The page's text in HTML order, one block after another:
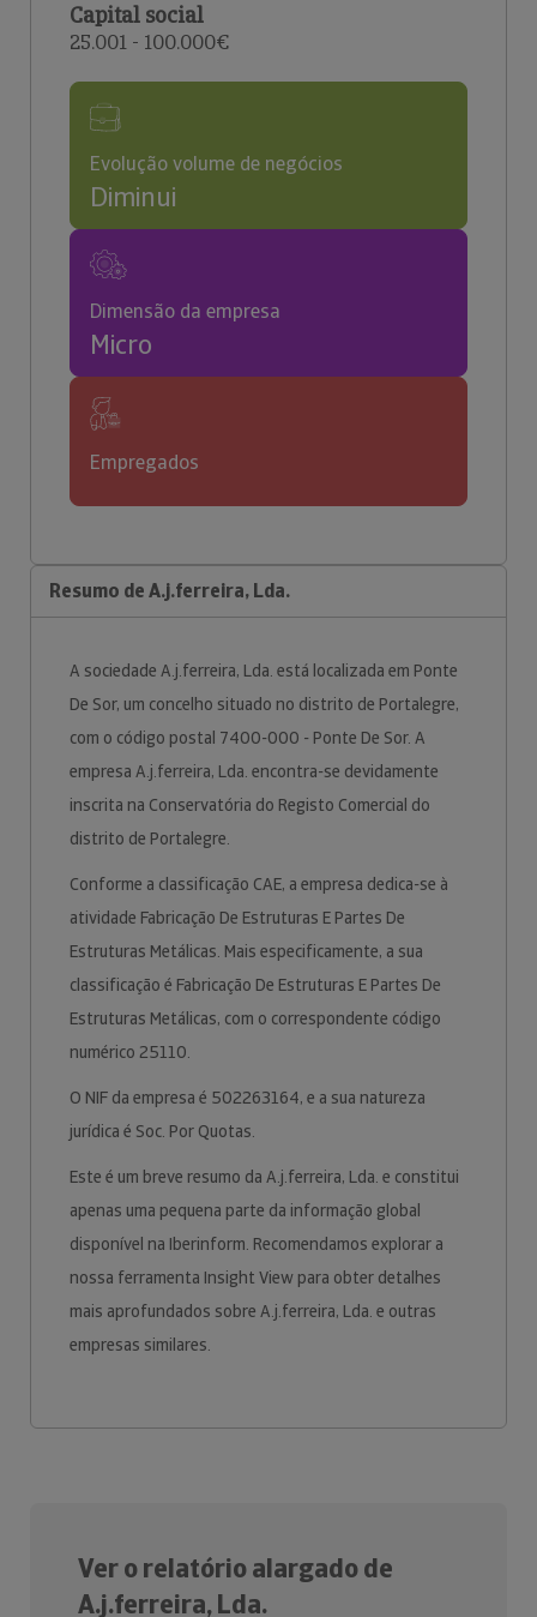
Capital social
25.001 - 100.000€
Evolução volume de negócios
Diminui
Dimensão da empresa
Micro
Empregados
Resumo de A.j.ferreira, Lda.
A sociedade A.j.ferreira, Lda. está localizada em Ponte
De Sor, um concelho situado no distrito de Portalegre,
com o código postal 7400-000 - Ponte De Sor. A
empresa A.j.ferreira, Lda. encontra-se devidamente
inscrita na Conservatória do Registo Comercial do
distrito de Portalegre.
Conforme a classificação CAE, a empresa dedica-se à
atividade Fabricação De Estruturas E Partes De
Estruturas Metálicas. Mais especificamente, a sua
classificação é Fabricação De Estruturas E Partes De
Estruturas Metálicas, com o correspondente código
numérico 25110.
O NIF da empresa é 502263164, e a sua natureza
jurídica é Soc. Por Quotas.
Este é um breve resumo da A.j.ferreira, Lda. e constitui
apenas uma pequena parte da informação global
disponível na Iberinform. Recomendamos explorar a
nossa ferramenta Insight View para obter detalhes
mais aprofundados sobre A.j.ferreira, Lda. e outras
empresas similares.
Ver o relatório alargado de
A.j.ferreira, Lda.